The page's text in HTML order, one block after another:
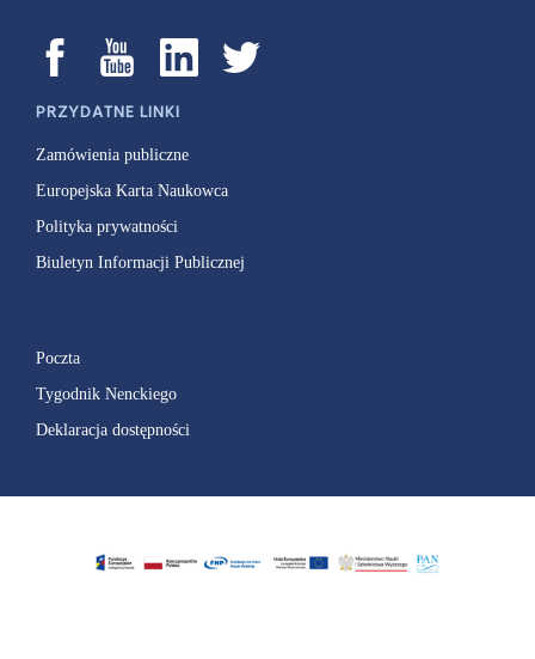
PRZYDATNE LINKI
Zamówienia publiczne
Europejska Karta Naukowca
Polityka prywatności
Biuletyn Informacji Publicznej
Poczta
Tygodnik Nenckiego
Deklaracja dostępności